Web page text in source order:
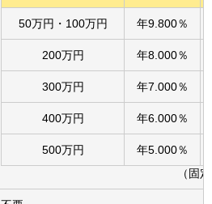
50万円・100万円 年9.800％
200万円 年8.000％
300万円 年7.000％
400万円 年6.000％
500万円 年5.000％
（固